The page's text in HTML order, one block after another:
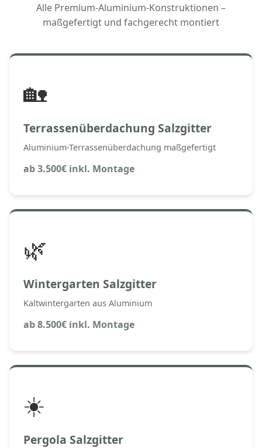
Alle Premium-Aluminium-Konstruktionen –
maßgefertigt und fachgerecht montiert
🏡
Terrassenüberdachung Salzgitter
Aluminium-Terrassenüberdachung maßgefertigt
ab 3.500€ inkl. Montage
🌿
Wintergarten Salzgitter
Kaltwintergarten aus Aluminium
ab 8.500€ inkl. Montage
☀️
Pergola Salzgitter